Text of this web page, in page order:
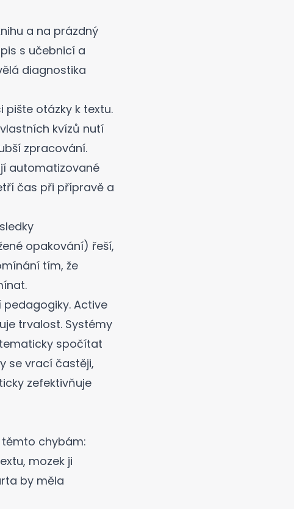
a na prázdný
s učebnicí a
diagnostika
pište otázky k textu.
kvízů nutí
zpracování.
automatizované
čas při přípravě a
opakování) řeší,
tím, že
Active
trvalost. Systémy
spočítat
se vrací častěji,
zefektivňuje
chybám:
mozek ji
by měla